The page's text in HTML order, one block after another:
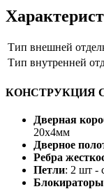
Тип внешней
Тип внутренней
КОНСТРУКЦИЯ
Дверная
20х4мм
Дверное
Ребра
Петли: 2 шт -
Блокираторы